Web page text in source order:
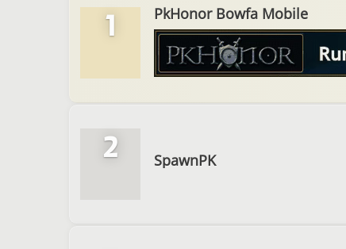
1 PkHonor Bowfa Mobile
2 SpawnPK